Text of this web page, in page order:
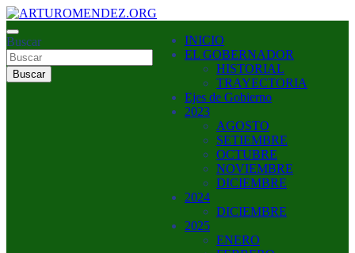
Saltar
al
contenido
ARTUROMENDEZ.ORG
ARTURO MENDEZ GOBERNADOR 2023
Buscar
Buscar
INICIO
EL GOBERNADOR
HISTORIAL
TRAYECTORIA
Ejes de Gobierno
2023
AGOSTO
SETIEMBRE
OCTUBRE
NOVIEMBRE
DICIEMBRE
2024
DICIEMBRE
2025
ENERO